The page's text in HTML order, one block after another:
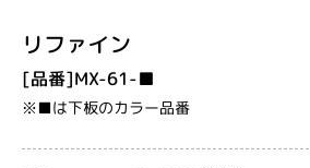
リファイン
[品番]MX-61-■
※■は下板のカラー品番